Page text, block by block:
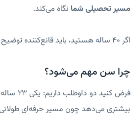
مسیر تحصیلی شما نگاه می‌کند.
اگر ۴۰ ساله هستید، باید قانع‌کننده توضیح دهید که چرا حالا قصد تحصیل پزشکی دارید و بعد از فارغ‌التحصیلی چه برنامه‌ای دارید.
چرا سن مهم می‌شود؟
بیشتری می‌دهد چون مسیر حرفه‌ای